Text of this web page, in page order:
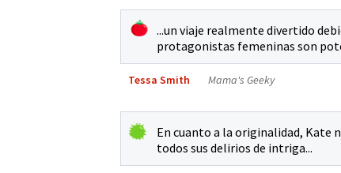
...un viaje realmente divertido
protagonistas femeninas son
Tessa Smith Mama's Geeky
En cuanto a la originalidad, Kate
todos sus delirios de intriga...